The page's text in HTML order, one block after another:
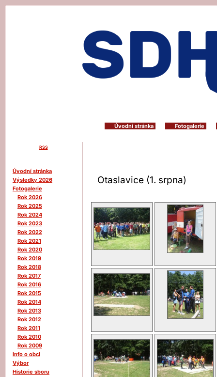
Úvodní stránka Fotogalerie
RSS
Úvodní stránka
Výsledky 2026
Fotogalerie
Rok 2026
Rok 2025
Rok 2024
Rok 2023
Rok 2022
Rok 2021
Rok 2020
Rok 2019
Rok 2018
Rok 2017
Rok 2016
Rok 2015
Rok 2014
Rok 2013
Rok 2012
Rok 2011
Rok 2010
Rok 2009
Info o obci
Výbor
Historie sboru
Otaslavice (1. srpna)